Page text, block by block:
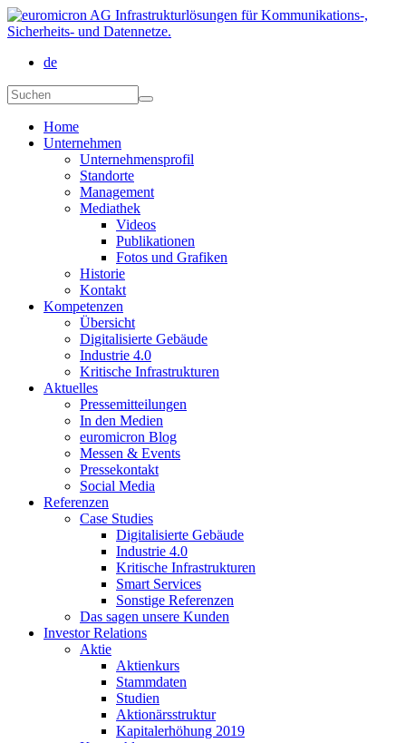
Direkt zum Inhalt
de
Home
Unternehmen
Unternehmensprofil
Standorte
Management
Mediathek
Videos
Publikationen
Fotos und Grafiken
Historie
Kontakt
Kompetenzen
Übersicht
Digitalisierte Gebäude
Industrie 4.0
Kritische Infrastrukturen
Aktuelles
Pressemitteilungen
In den Medien
euromicron Blog
Messen & Events
Pressekontakt
Social Media
Referenzen
Case Studies
Digitalisierte Gebäude
Industrie 4.0
Kritische Infrastrukturen
Smart Services
Sonstige Referenzen
Das sagen unsere Kunden
Investor Relations
Aktie
Aktienkurs
Stammdaten
Studien
Aktionärsstruktur
Kapitalerhöhung 2019